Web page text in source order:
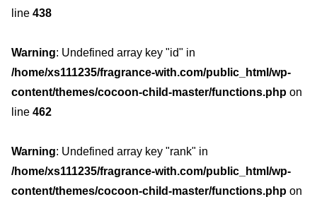
line 438
Warning: Undefined array key "id" in
/home/xs111235/fragrance-with.com/public_html/wp-
content/themes/cocoon-child-master/functions.php on
line 462
Warning: Undefined array key "rank" in
/home/xs111235/fragrance-with.com/public_html/wp-
content/themes/cocoon-child-master/functions.php on